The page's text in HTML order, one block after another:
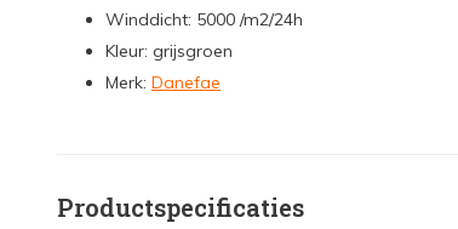
Winddicht: 5000 /m2/24h
Kleur: grijsgroen
Merk: Danefae
Productspecificaties